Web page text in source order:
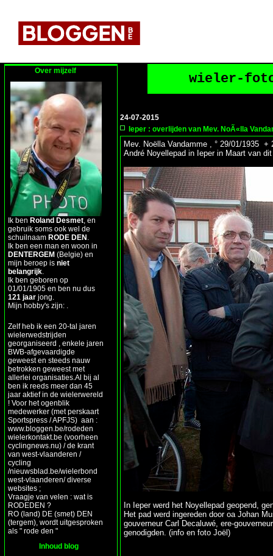
Over mijzelf
Ik ben Roland Desmet , en
gebruik soms ook wel de
schuilnaam RODE DEN
Ik ben een man en woon in
DENTERGEM (Belgie) en
mijn beroep is niet
belangrijk
Ik ben geboren op
01/01/1905 en ben nu dus
121 jaar jong.
Mijn hobby's zijn: .
Zelf heb ik een 20-tal jaren
wielerwedstrijden
georganiseerd , enkele jaren
BWB-afgevaardigde
geweest en steeds nauw
betrokken geweest met
allerlei organisaties.Al bij al
ben ik reeds meer dan 45
jaar aktief in de wielerwereld
! Voor het ogenblik
medewerker (met perskaart
Sportspress / APFJS) aan :
www.bloggen.be/rodeden
wielerkontakt.be (voorheen
cyclingnews.nu) / de krant
van west-vlaanderen /
cycling
/nieuwsblad.be/wielerbond
west-vlaanderen/ diverse
websites ;
Vraagje van velen : wat is
RODEDEN ?
RO (land) DE (smet) DEN
(tergem), wordt uitgesproken
als " rode den "
Inhoud blog
wieler-
24-07-2015
Ieper : overlijden van Mev. NoÃ«lla
Mev. Noëlla Vandamme , ° 29/01/1935
André Noyellepad in Ieper in Maart van
In Ieper werd het Noyellepad geopend,
Het pad werd ingereden door oa Johan
gouverneur Carl Decaluwé, ere-
genodigden. (info en foto Joël)